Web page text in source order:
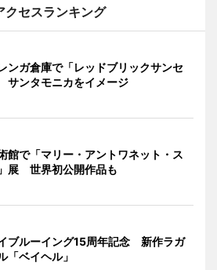
クセスランキング
ンガ倉庫で「レッドブリックサンセ
サンタモニカをイメージ
館で「マリー・アントワネット・ス
展 世界初公開作品も
ブルーイング15周年記念 新作ラガ
「ベイヘル」